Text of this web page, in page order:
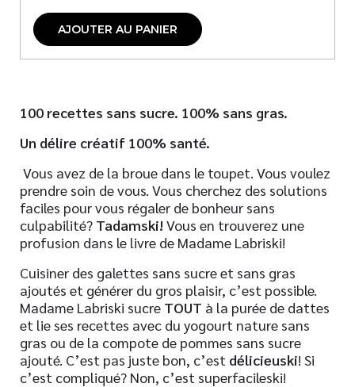
AJOUTER AU PANIER
100 recettes sans sucre. 100% sans gras.
Un délire créatif 100% santé.
Vous avez de la broue dans le toupet. Vous voulez
prendre soin de vous. Vous cherchez des solutions
faciles pour vous régaler de bonheur sans
culpabilité? Tadamski! Vous en trouverez une
profusion dans le livre de Madame Labriski!
Cuisiner des galettes sans sucre et sans gras
ajoutés et générer du gros plaisir, c’est possible.
Madame Labriski sucre TOUT à la purée de dattes
et lie ses recettes avec du yogourt nature sans
gras ou de la compote de pommes sans sucre
ajouté. C’est pas juste bon, c’est délicieuski! Si
c’est compliqué? Non, c’est superfacileski!